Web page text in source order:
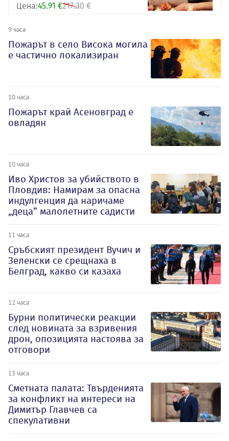
Цена:45.91 €217.30 €
9 часа
Пожарът в село Висока могила
е частично локализиран
10 часа
Пожарът край Асеновград е
овладян
10 часа
Иво Христов за убийството в
Пловдив: Намирам за опасна
индулгенция да наричаме
„деца” малолетните садисти
11 часа
Сръбският президент Вучич и
Зеленски се срещнаха в
Белград, какво си казаха
12 часа
Бурни политически реакции
след новината за взривения
дрон, опозицията настоява за
отговори
13 часа
Сметната палата: Твърденията
за конфликт на интереси на
Димитър Главчев са
спекулативни